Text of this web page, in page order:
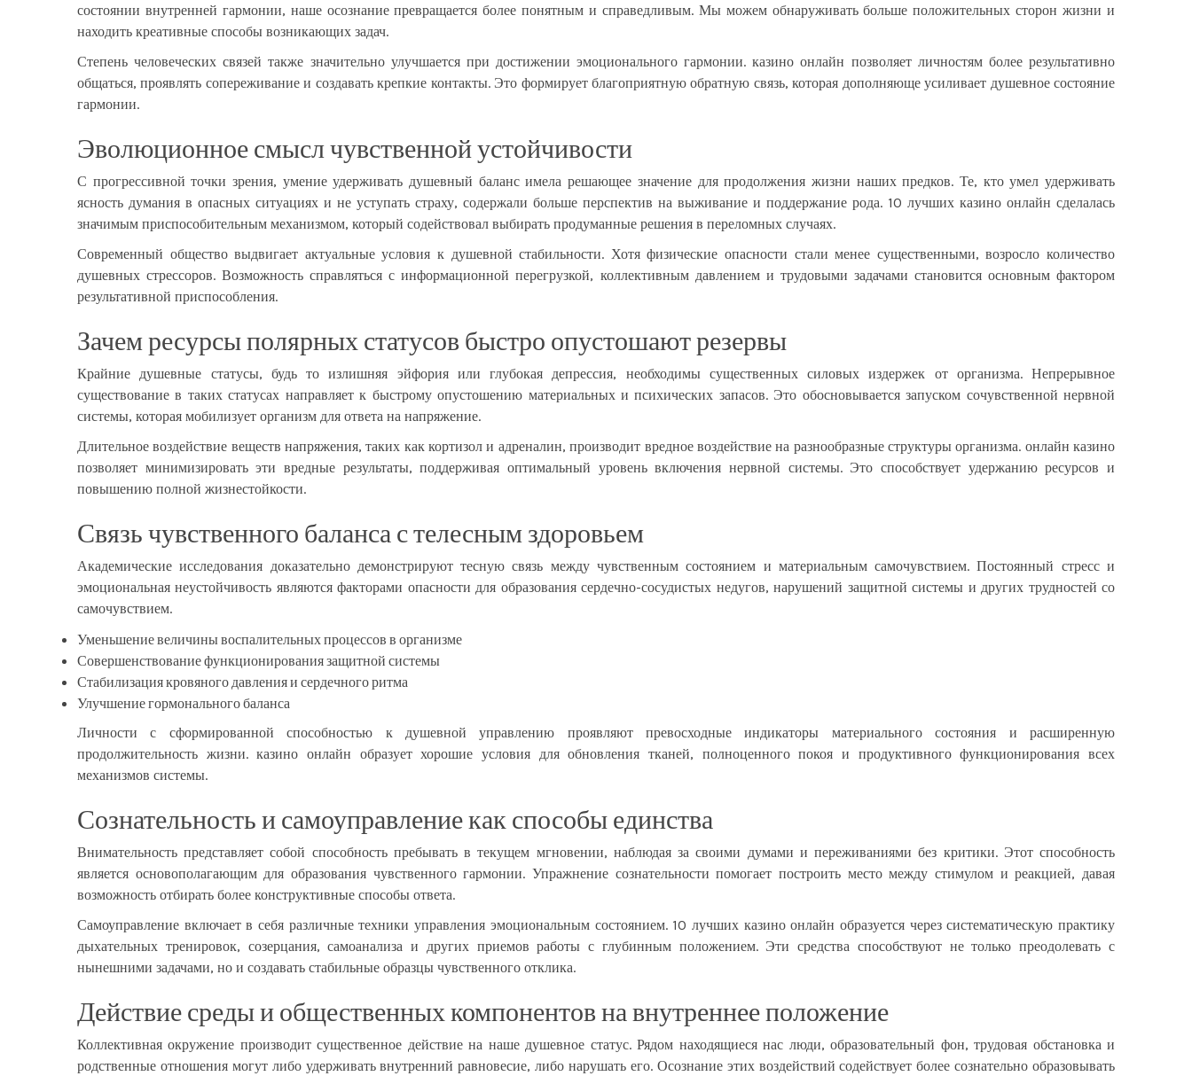
состоянии внутренней гармонии, наше осознание превращается более понятным и справедливым. Мы можем обнаруживать больше положительных сторон жизни и
находить креативные способы возникающих задач.
Степень человеческих связей также значительно улучшается при достижении эмоционального гармонии. казино онлайн позволяет личностям более результативно
общаться, проявлять сопереживание и создавать крепкие контакты. Это формирует благоприятную обратную связь, которая дополняюще усиливает душевное состояние
гармонии.
Эволюционное смысл чувственной устойчивости
С прогрессивной точки зрения, умение удерживать душевный баланс имела решающее значение для продолжения жизни наших предков. Те, кто умел удерживать
ясность думания в опасных ситуациях и не уступать страху, содержали больше перспектив на выживание и поддержание рода. 10 лучших казино онлайн сделалась
значимым приспособительным механизмом, который содействовал выбирать продуманные решения в переломных случаях.
Современный общество выдвигает актуальные условия к душевной стабильности. Хотя физические опасности стали менее существенными, возросло количество
душевных стрессоров. Возможность справляться с информационной перегрузкой, коллективным давлением и трудовыми задачами становится основным фактором
результативной приспособления.
Зачем ресурсы полярных статусов быстро опустошают резервы
Крайние душевные статусы, будь то излишняя эйфория или глубокая депрессия, необходимы существенных силовых издержек от организма. Непрерывное
существование в таких статусах направляет к быстрому опустошению материальных и психических запасов. Это обосновывается запуском сочувственной нервной
системы, которая мобилизует организм для ответа на напряжение.
Длительное воздействие веществ напряжения, таких как кортизол и адреналин, производит вредное воздействие на разнообразные структуры организма. онлайн казино
позволяет минимизировать эти вредные результаты, поддерживая оптимальный уровень включения нервной системы. Это способствует удержанию ресурсов и
повышению полной жизнестойкости.
Связь чувственного баланса с телесным здоровьем
Академические исследования доказательно демонстрируют тесную связь между чувственным состоянием и материальным самочувствием. Постоянный стресс и
эмоциональная неустойчивость являются факторами опасности для образования сердечно-сосудистых недугов, нарушений защитной системы и других трудностей со
самочувствием.
Уменьшение величины воспалительных процессов в организме
Совершенствование функционирования защитной системы
Стабилизация кровяного давления и сердечного ритма
Улучшение гормонального баланса
Личности с сформированной способностью к душевной управлению проявляют превосходные индикаторы материального состояния и расширенную
продолжительность жизни. казино онлайн образует хорошие условия для обновления тканей, полноценного покоя и продуктивного функционирования всех
механизмов системы.
Сознательность и самоуправление как способы единства
Внимательность представляет собой способность пребывать в текущем мгновении, наблюдая за своими думами и переживаниями без критики. Этот способность
является основополагающим для образования чувственного гармонии. Упражнение сознательности помогает построить место между стимулом и реакцией, давая
возможность отбирать более конструктивные способы ответа.
Самоуправление включает в себя различные техники управления эмоциональным состоянием. 10 лучших казино онлайн образуется через систематическую практику
дыхательных тренировок, созерцания, самоанализа и других приемов работы с глубинным положением. Эти средства способствуют не только преодолевать с
нынешними задачами, но и создавать стабильные образцы чувственного отклика.
Действие среды и общественных компонентов на внутреннее положение
Коллективная окружение производит существенное действие на наше душевное статус. Рядом находящиеся нас люди, образовательный фон, трудовая обстановка и
родственные отношения могут либо удерживать внутренний равновесие, либо нарушать его. Осознание этих воздействий содействует более сознательно образовывать